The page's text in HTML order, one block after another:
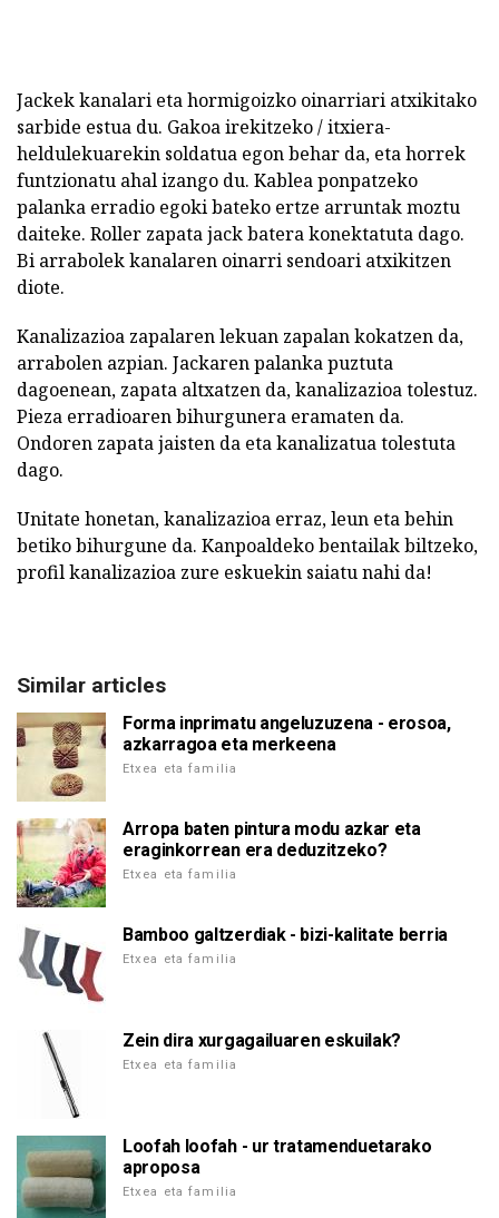
Jackek kanalari eta hormigoizko oinarriari atxikitako
sarbide estua du. Gakoa irekitzeko / itxiera-
heldulekuarekin soldatua egon behar da, eta horrek
funtzionatu ahal izango du. Kablea ponpatzeko
palanka erradio egoki bateko ertze arruntak moztu
daiteke. Roller zapata jack batera konektatuta dago.
Bi arrabolek kanalaren oinarri sendoari atxikitzen
diote.
Kanalizazioa zapalaren lekuan zapalan kokatzen da,
arrabolen azpian. Jackaren palanka puztuta
dagoenean, zapata altxatzen da, kanalizazioa tolestuz.
Pieza erradioaren bihurgunera eramaten da.
Ondoren zapata jaisten da eta kanalizatua tolestuta
dago.
Unitate honetan, kanalizazioa erraz, leun eta behin
betiko bihurgune da. Kanpoaldeko bentailak biltzeko,
profil kanalizazioa zure eskuekin saiatu nahi da!
Similar articles
Forma inprimatu angeluzuzena - erosoa,
azkarragoa eta merkeena
Etxea eta familia
Arropa baten pintura modu azkar eta
eraginkorrean era deduzitzeko?
Etxea eta familia
Bamboo galtzerdiak - bizi-kalitate berria
Etxea eta familia
Zein dira xurgagailuaren eskuilak?
Etxea eta familia
Loofah loofah - ur tratamenduetarako
aproposa
Etxea eta familia